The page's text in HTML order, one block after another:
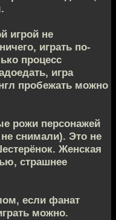
игрой не
играть по-
процесс
игра
пробежать можно
рожи персонажей
снимали). Это не
Женская
страшнее
если фанат
можно.